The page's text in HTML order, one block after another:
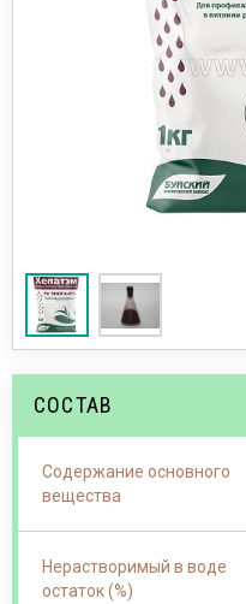
СОСТАВ
Содержание основного
вещества
Нерастворимый в воде
остаток (%)